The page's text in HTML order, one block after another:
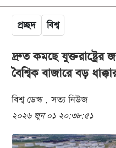
প্রচ্ছদ বিশ্ব
দ্রুত কমছে
বৈশ্বিক বাজারে বড়
বিশ্ব ডেস্ক . সত্য নিউজ
২০২৬ জুন ০১ ২০:৩৮:৫১